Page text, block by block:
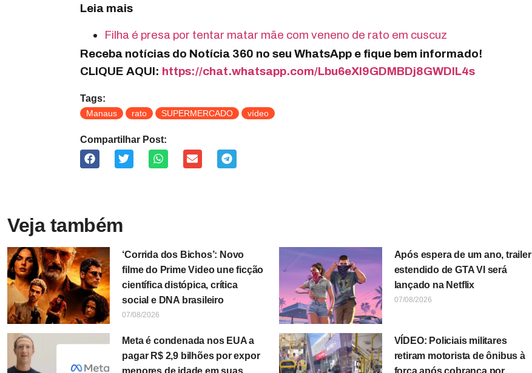
Leia mais
Filha é presa por tentar matar mãe com veneno de rato em cuscuz
Receba notícias do Notícia 360 no seu WhatsApp e fique bem informado!
CLIQUE AQUI: https://chat.whatsapp.com/Lbu6eXI9GDMBDj8GWDIL4s
Tags:
Manaus rato SUPERMERCADO vídeo
Compartilhar Post:
Veja também
‘Corrida dos Bichos’: Novo
filme do Prime Video une ficção
científica distópica, crítica
social e DNA brasileiro
07/08/2026
Após espera de um ano, trailer
estendido de GTA VI será
lançado na Netflix
07/08/2026
Meta é condenada nos EUA a
pagar R$ 2,9 bilhões por expor
menores de idade em suas
VÍDEO: Policiais militares
retiram motorista de ônibus à
força após cobrança por